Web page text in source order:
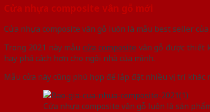
Cửa nhựa composite vân gỗ mới
Cửa nhựa composite vân gỗ luôn là mẫu best seller
Trong 2021 này mẫu cửa composite vân gỗ được thiết
hay phá cách hơn cho ngôi nhà của mình.
Mẫu cửa này cũng phù hợp để lắp đặt nhiều vị trí
Cửa nhựa composite vân gỗ luôn là sản